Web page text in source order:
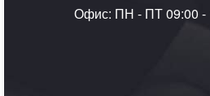
Офис: ПН - ПТ 09:00 -